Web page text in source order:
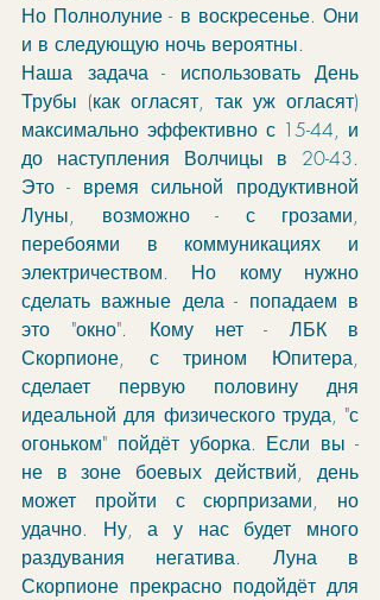
Но Полнолуние - в воскресенье. Они
и в следующую ночь вероятны.
Наша задача - использовать День
Трубы (как огласят, так уж огласят)
максимально эффективно с 15-44, и
до наступления Волчицы в 20-43.
Это - время сильной продуктивной
Луны, возможно - с грозами,
перебоями в коммуникациях и
электричеством. Но кому нужно
сделать важные дела - попадаем в
это "окно". Кому нет - ЛБК в
Скорпионе, с трином Юпитера,
сделает первую половину дня
идеальной для физического труда, "с
огоньком" пойдёт уборка. Если вы -
не в зоне боевых действий, день
может пройти с сюрпризами, но
удачно. Ну, а у нас будет много
раздувания негатива. Луна в
Скорпионе прекрасно подойдёт для